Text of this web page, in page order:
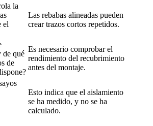
la
el
Las rebabas alineadas pueden
crear trazos cortos repetidos.
de qué
de
Es necesario comprobar el
rendimiento del recubrimiento
antes del montaje.
Esto indica que el aislamiento
se ha medido, y no se ha
calculado.